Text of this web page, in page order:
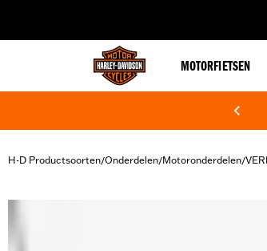
MOTORFIETSEN
H-D Productsoorten/Onderdelen/Motoronderdelen/